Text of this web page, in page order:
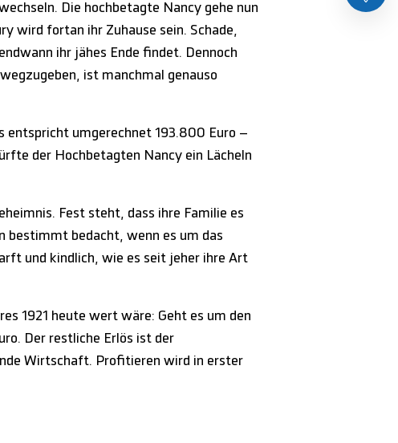
Die hochbetagte Nancy gehe nun
wird fortan ihr Zuhause sein. Schade,
ihr jähes Ende findet. Dennoch
ist manchmal genauso
umgerechnet 193.800 Euro –
der Hochbetagten Nancy ein Lächeln
Fest steht, dass ihre Familie es
bestimmt bedacht, wenn es um das
und kindlich, wie es seit jeher ihre Art
1921 heute wert wäre: Geht es um den
Der restliche Erlös ist der
Wirtschaft. Profitieren wird in erster